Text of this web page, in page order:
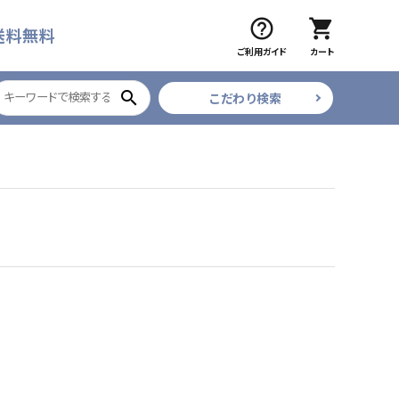
料無料 help_outline
ご利用ガイド
shopping_cart
カート
search こだわり検索